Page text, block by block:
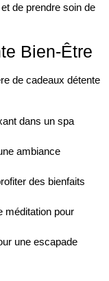
de prendre soin de
Bien-Être
de cadeaux détente
dans un spa
ambiance
des bienfaits
méditation pour
une escapade